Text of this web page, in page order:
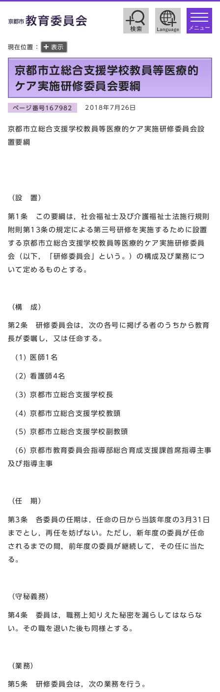
toggle
メニュー
現在位置： 表示
京都市立総合支援学校教員等医療的
ケア実施研修委員会要綱
ページ番号167982 2018年7月26日
京都市立総合支援学校教員等医療的ケア実施研修委員会設
置要綱
（設 置）
第1条 この要綱は，社会福祉士及び介護福祉士法施行規則
附則第13条の規定による第三号研修を実施するために設置
する京都市立総合支援学校教員等医療的ケア実施研修委員
会（以下，「研修委員会」という。）の構成及び業務につ
いて定めるものとする。
（構 成）
第2条 研修委員会は，次の各号に掲げる者のうちから教育
長が委嘱し，又は任命する。
(1) 医師1名
(2) 看護師4名
(3) 京都市立総合支援学校長
(4) 京都市立総合支援学校教頭
(5) 京都市立総合支援学校副教頭
(6) 京都市教育委員会指導部総合育成支援課首席指導主事
及び指導主事
（任 期）
第3条 各委員の任期は，任命の日から当該年度の3月31日
までとし，再任を妨げない。ただし，新年度の委員が任命
されるまでの間，前年度の委員が継続して，その任に当た
る。
（守秘義務）
第4条 委員は，職務上知りえた秘密を漏らしてはならな
い。その職を退いた後も同様とする。
（業務）
第5条 研修委員会は，次の業務を行う。